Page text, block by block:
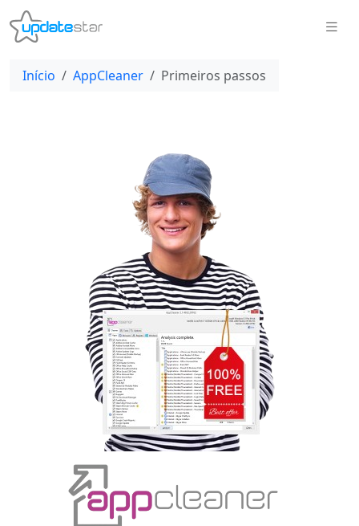
Início AppCleaner Primeiros passos